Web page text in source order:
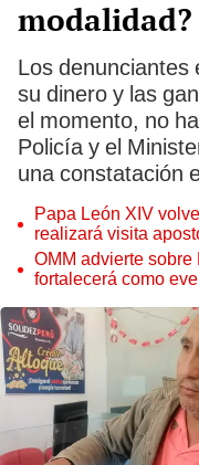
modalidad?
Los denunciantes
su dinero y las
el momento, no
Policía y el
una constatación
Papa León XIV
realizará visita
OMM advierte
fortalecerá como